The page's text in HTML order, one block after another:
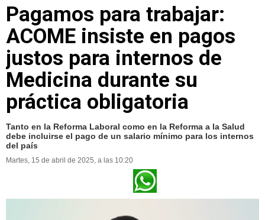
Pagamos para trabajar:
ACOME insiste en pagos
justos para internos de
Medicina durante su
práctica obligatoria
Tanto en la Reforma Laboral como en la Reforma a la Salud
debe incluirse el pago de un salario mínimo para los internos
del país
Martes, 15 de abril de 2025, a las 10:20